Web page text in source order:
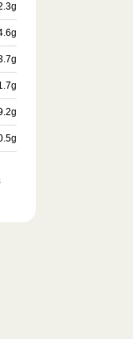
g
g
g
g
g
g